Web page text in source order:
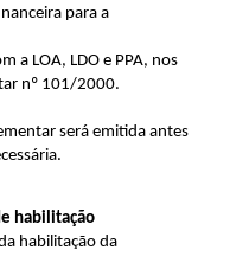
para a
a LOA, LDO e PPA, nos
nº 101/2000.
será emitida antes
habilitação
habilitação da